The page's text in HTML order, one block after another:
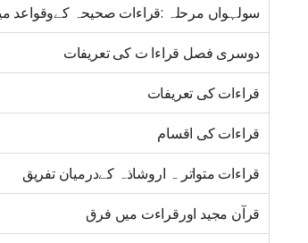
سولہواں مرحلہ :قراءات صحیحہ کےوقواعد
دوسری فصل قراءا ت کی تعریفات
قراءات کی تعریفات
قراءات کی اقسام
قراءات متواتر ہ اروشاذہ کےدرمیان تفریق
قرآن مجید اورقراءت میں فرق